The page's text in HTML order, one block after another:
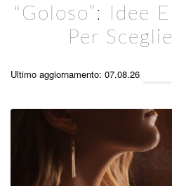
“goloso”: Idee
Per
Ultimo aggiornamento: 07.08.26